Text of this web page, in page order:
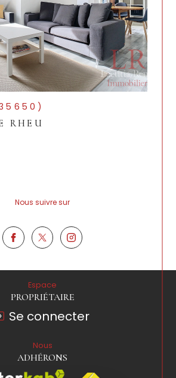
RHEU
Nous suivre sur
Espace
PROPRIÉTAIRE
Se connecter
Nous
ADHÉRONS